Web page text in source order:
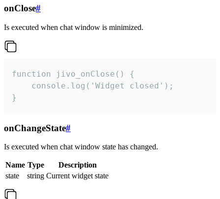
onClose#
Is executed when chat window is minimized.
function jivo_onClose() {
    console.log('Widget closed');
}
onChangeState#
Is executed when chat window state has changed.
Name Type
Description
state
string Current widget state